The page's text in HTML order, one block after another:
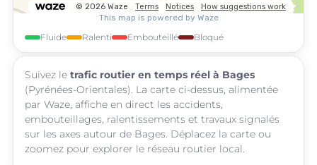
Fluide Ralenti Embouteillé Bloqué
Suivez le trafic routier en temps réel à Bages
(Pyrénées-Orientales). La carte ci-dessus, alimentée
par Waze, affiche en direct les accidents,
embouteillages, ralentissements et travaux signalés
sur les axes autour de Bages. Déplacez la carte ou
zoomez pour explorer le réseau routier local.